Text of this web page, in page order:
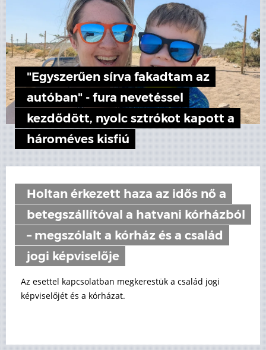
"Egyszerűen sírva fakadtam az
autóban" - fura nevetéssel
kezdődött, nyolc sztrókot kapott a
hároméves kisfiú
Holtan érkezett haza az idős nő a
betegszállítóval a hatvani kórházból
– megszólalt a kórház és a család
jogi képviselője
Az esettel kapcsolatban megkerestük a család jogi
képviselőjét és a kórházat.